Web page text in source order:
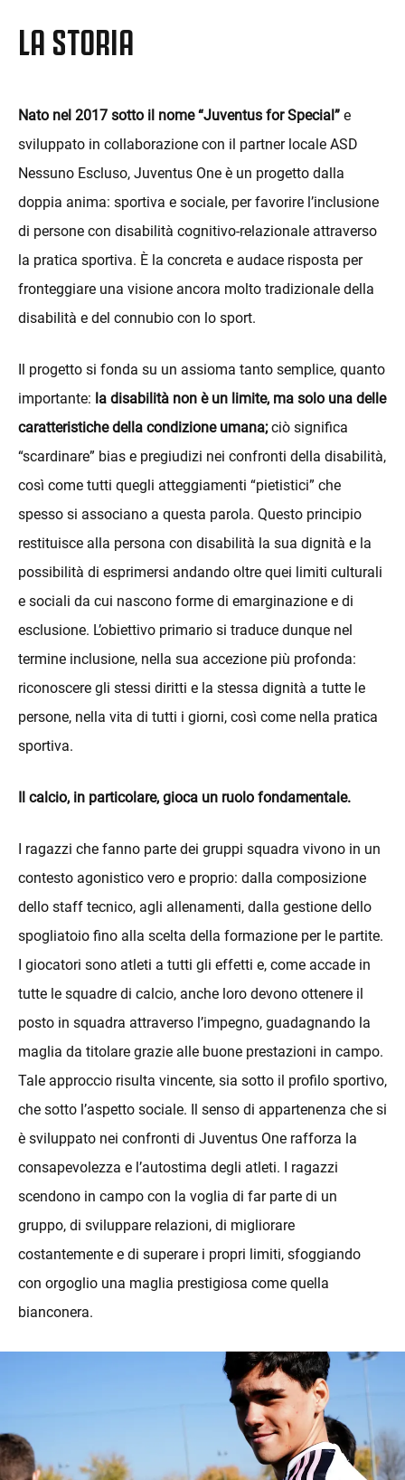
LA STORIA
Nato nel 2017 sotto il nome “Juventus for Special” e
sviluppato in collaborazione con il partner locale ASD
Nessuno Escluso, Juventus One è un progetto dalla
doppia anima: sportiva e sociale, per favorire l’inclusione
di persone con disabilità cognitivo-relazionale attraverso
la pratica sportiva. È la concreta e audace risposta per
fronteggiare una visione ancora molto tradizionale della
disabilità e del connubio con lo sport.
Il progetto si fonda su un assioma tanto semplice, quanto
importante: la disabilità non è un limite, ma solo una delle
caratteristiche della condizione umana;ciò significa
“scardinare” bias e pregiudizi nei confronti della disabilità,
così come tutti quegli atteggiamenti “pietistici” che
spesso si associano a questa parola. Questo principio
restituisce alla persona con disabilità la sua dignità e la
possibilità di esprimersi andando oltre quei limiti culturali
e sociali da cui nascono forme di emarginazione e di
esclusione. L’obiettivo primario si traduce dunque nel
termine inclusione, nella sua accezione più profonda:
riconoscere gli stessi diritti e la stessa dignità a tutte le
persone, nella vita di tutti i giorni, così come nella pratica
sportiva.
Il calcio, in particolare, gioca un ruolo fondamentale.
I ragazzi che fanno parte dei gruppi squadra vivono in un
contesto agonistico vero e proprio: dalla composizione
dello staff tecnico, agli allenamenti, dalla gestione dello
spogliatoio fino alla scelta della formazione per le partite.
I giocatori sono atleti a tutti gli effetti e, come accade in
tutte le squadre di calcio, anche loro devono ottenere il
posto in squadra attraverso l’impegno, guadagnando la
maglia da titolare grazie alle buone prestazioni in campo.
Tale approccio risulta vincente, sia sotto il profilo sportivo,
che sotto l’aspetto sociale. Il senso di appartenenza che si
è sviluppato nei confronti di Juventus One rafforza la
consapevolezza e l’autostima degli atleti. I ragazzi
scendono in campo con la voglia di far parte di un
gruppo, di sviluppare relazioni, di migliorare
costantemente e di superare i propri limiti, sfoggiando
con orgoglio una maglia prestigiosa come quella
bianconera.